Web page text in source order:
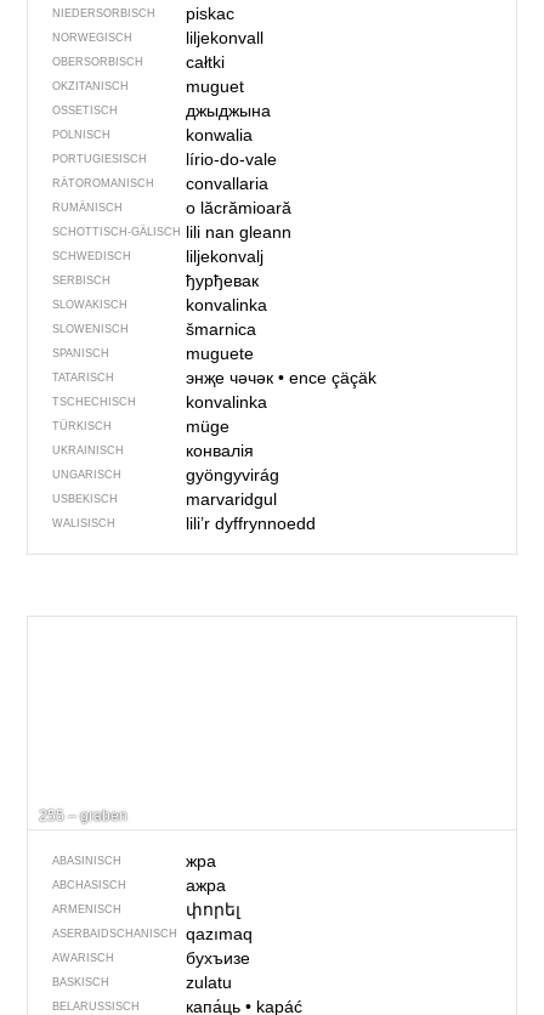
NIEDERSORBISCH piskac
NORWEGISCH liljekonvall
OBERSORBISCH całtki
OKZITANISCH muguet
OSSETISCH джыджына
POLNISCH konwalia
PORTUGIESISCH lírio-do-vale
RÄTOROMANISCH convallaria
RUMÄNISCH o lăcrămioară
SCHOTTISCH-GÄLISCH lili nan gleann
SCHWEDISCH liljekonvalj
SERBISCH ђурђевак
SLOWAKISCH konvalinka
SLOWENISCH šmarnica
SPANISCH muguete
TATARISCH энҗе чәчәк• ence çäçäk
TSCHECHISCH konvalinka
TÜRKISCH müge
UKRAINISCH конвалія
UNGARISCH gyöngyvirág
USBEKISCH marvaridgul
WALISISCH lili’r dyffrynnoedd
255 – graben
ABASINISCH жра
ABCHASISCH ажра
ARMENISCH փորել
ASERBAIDSCHANISCH qazımaq
AWARISCH бухъизе
BASKISCH zulatu
BELARUSSISCH капа́ць• kapáć